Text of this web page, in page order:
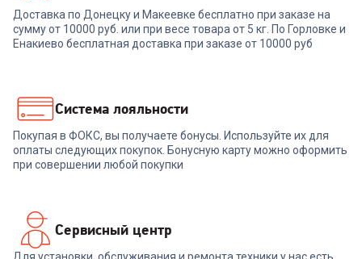
Плита ARESA AR-4702
4 759₽
В корзину
Доставка по Донецку и Макеевке бесплатно при заказе на
сумму от 10000 руб. или при весе товара от 5 кг. По Горловке и
Енакиево бесплатная доставка при заказе от 10000 руб
Система лояльности
Покупая в ФОКС, вы получаете бонусы. Используйте их для
оплаты следующих покупок. Бонусную карту можно оформить
при совершении любой покупки
Сервисный центр